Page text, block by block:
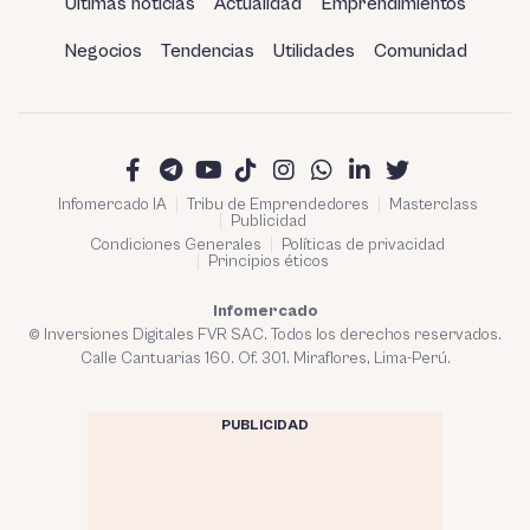
Negocios Tendencias Utilidades Comunidad
Infomercado IA Tribu de Emprendedores
Masterclass
Publicidad
Condiciones Generales
Políticas de privacidad
Principios éticos
Infomercado
© Inversiones Digitales FVR SAC. Todos los derechos reservados.
Calle Cantuarias 160. Of. 301. Miraflores, Lima-Perú.
PUBLICIDAD